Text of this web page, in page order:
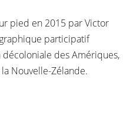
pied en 2015 par Victor
participatif
des Amériques,
Nouvelle-Zélande.